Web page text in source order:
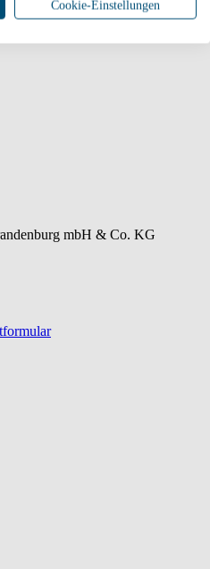
mbH & Co. KG
Cookie-Einstellungen